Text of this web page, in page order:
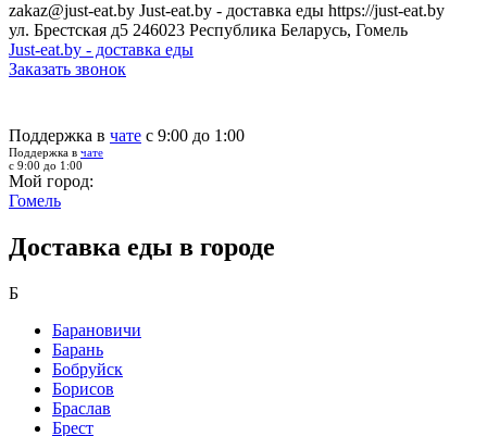
zakaz@just-eat.by Just-eat.by - доставка еды https://just-eat.by
ул. Брестская д5 246023 Республика Беларусь, Гомель
Just-eat.by - доставка еды
Заказать звонок
Поддержка в чате с 9:00 до 1:00
Поддержка в чате
с 9:00 до 1:00
Мой город:
Гомель
Доставка еды в городе
Б
Барановичи
Барань
Бобруйск
Борисов
Браслав
Брест